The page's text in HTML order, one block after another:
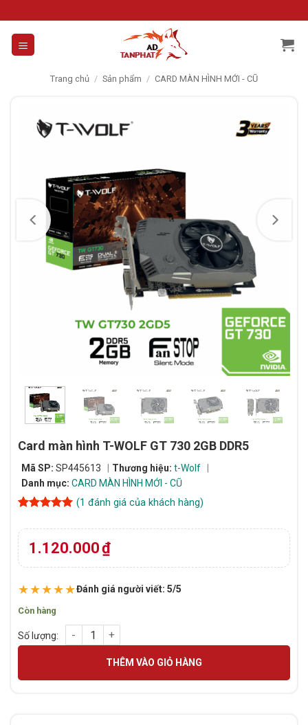
to
content
Trang chủ / Sản phẩm / CARD MÀN HÌNH MỚI - CŨ
Card màn hình T-WOLF GT 730 2GB DDR5
Mã SP: SP445613 Thương hiệu: t-Wolf
Danh mục: CARD MÀN HÌNH MỚI - CŨ
dựa trên
đánh giá
(1 đánh giá của khách hàng)
1.120.000₫
★★★★★Đánh giá người viết: 5/5
Còn hàng
Card màn hình T-WOLF GT 730 2GB DDR5 số lượng
THÊM VÀO GIỎ HÀNG